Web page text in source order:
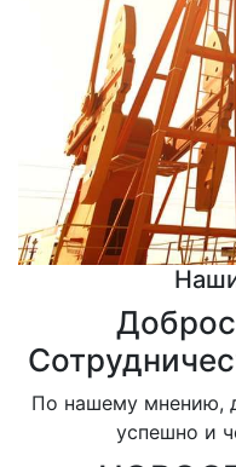
По нашему мнению,
успешно и